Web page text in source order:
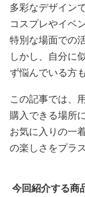
多彩なデザイン
コスプレやイベ
特別な場面での
しかし、自分に
ず悩んでいる方
この記事では、
購入できる場所
お気に入りの一
の楽しさをプラ
今回紹介する商